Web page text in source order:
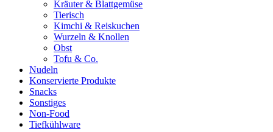
Kräuter & Blattgemüse
Tierisch
Kimchi & Reiskuchen
Wurzeln & Knollen
Obst
Tofu & Co.
Nudeln
Konservierte Produkte
Snacks
Sonstiges
Non-Food
Tiefkühlware